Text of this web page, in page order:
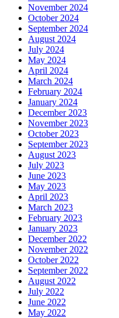
November 2024
October 2024
September 2024
August 2024
July 2024
May 2024
April 2024
March 2024
February 2024
January 2024
December 2023
November 2023
October 2023
September 2023
August 2023
July 2023
June 2023
May 2023
April 2023
March 2023
February 2023
January 2023
December 2022
November 2022
October 2022
September 2022
August 2022
July 2022
June 2022
May 2022